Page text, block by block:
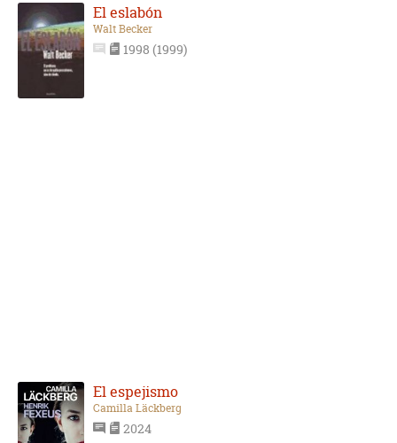
El eslabón
Walt Becker
1998 (1999)
El espejismo
Camilla Läckberg
2024